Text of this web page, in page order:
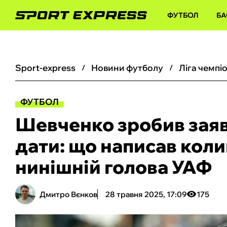
ФУТБОЛ
sport-express новини футболу ліга
ФУТБОЛ
Шевченко зробив
дати: що написав
нинішній голова УАФ
Дмитро Вєнков 28 травня 2025, 17:09 175